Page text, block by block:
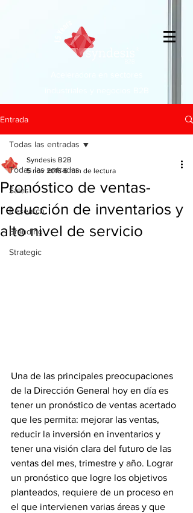
Entrada
Todas las entradas
Sales
Research
Branding
Strategic
Todas las entradas
Pronóstico de ventas-
reducción de inventarios y
alto nivel de servicio
Syndesis B2B
5 nov 2016 6 min de lectura
Una de las principales preocupaciones
de la Dirección General hoy en día es
tener un pronóstico de ventas acertado
que les permita: mejorar las ventas,
reducir la inversión en inventarios y
tener una visión clara del futuro de las
ventas del mes, trimestre y año. Lograr
un pronóstico que logre los objetivos
planteados, requiere de un proceso en
el que intervienen varias áreas y que